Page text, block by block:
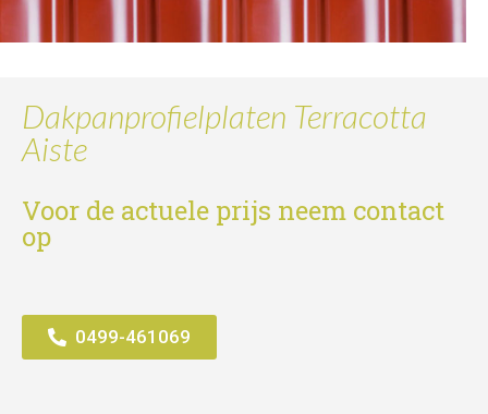
Dakpanprofielplaten Terracotta
Aiste
Voor de actuele prijs neem contact
op
0499-461069